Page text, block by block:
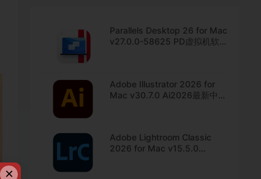
Parallels Desktop 26 for Mac
v27.0.0-58625 PD虚拟机软
Adobe Illustrator 2026 for
Mac v30.7.0 Ai2026最新中文
Adobe Lightroom Classic
2026 for Mac v15.5.0
×